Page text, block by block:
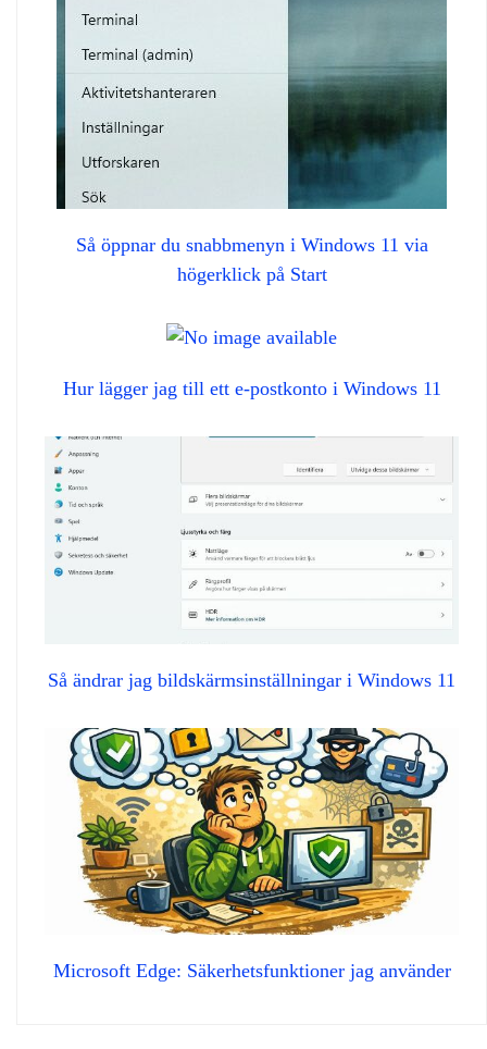
Så öppnar du snabbmenyn i Windows 11 via
högerklick på Start
Hur lägger jag till ett e-postkonto i Windows 11
Så ändrar jag bildskärmsinställningar i Windows 11
Microsoft Edge: Säkerhetsfunktioner jag använder